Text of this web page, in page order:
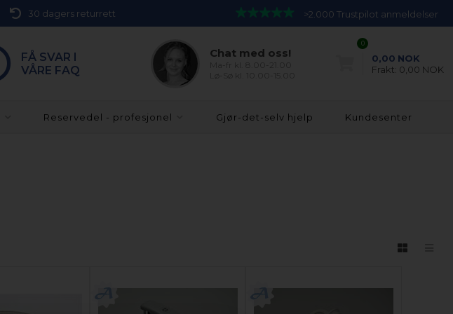
30 dagers returrett >2.000 Trustpilot anmeldelser
FÅ SVAR I
VÅRE FAQ
Chat med oss!
0
0,00 NOK
Frakt: 0,00 NOK
Reservedel - profesjonel Gjør-det-selv hjelp Kundesenter